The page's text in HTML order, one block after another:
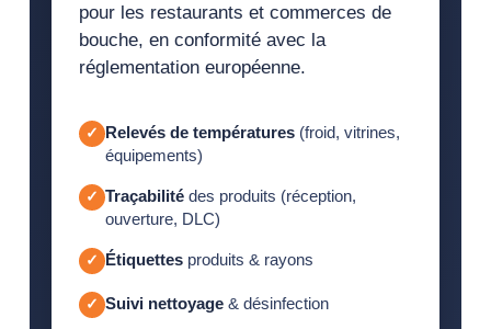
pour les restaurants et commerces de
bouche, en conformité avec la
réglementation européenne.
Relevés de températures(froid, vitrines,
équipements)
Traçabilitédes produits (réception,
ouverture, DLC)
Étiquettesproduits & rayons
Suivi nettoyage& désinfection